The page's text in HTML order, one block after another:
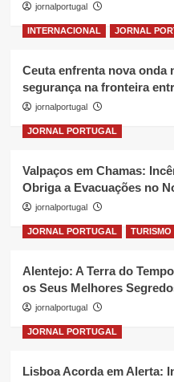
jornalportugal
INTERNACIONAL JORNAL
Ceuta enfrenta nova onda
segurança na fronteira
jornalportugal
JORNAL PORTUGAL
Valpaços em Chamas:
Obriga a Evacuações no
jornalportugal
JORNAL PORTUGAL TURISMO
Alentejo: A Terra do
os Seus Melhores
jornalportugal
JORNAL PORTUGAL
Lisboa Acorda em Alerta: